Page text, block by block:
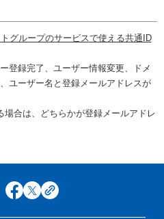
グループのサービスで使える共通ID
登録完了、ユーザー情報変更、ドメ
ユーザー名と登録メールアドレスが
合は、どちらかが登録メールアドレ
facebook
x copy